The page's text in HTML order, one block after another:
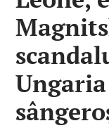
Seriale
Video
Despre noi